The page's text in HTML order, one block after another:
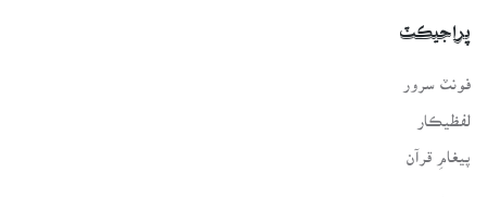
پراجيڪٽ
فونٽ سرور
لفظيڪار
پيغامِ قرآن